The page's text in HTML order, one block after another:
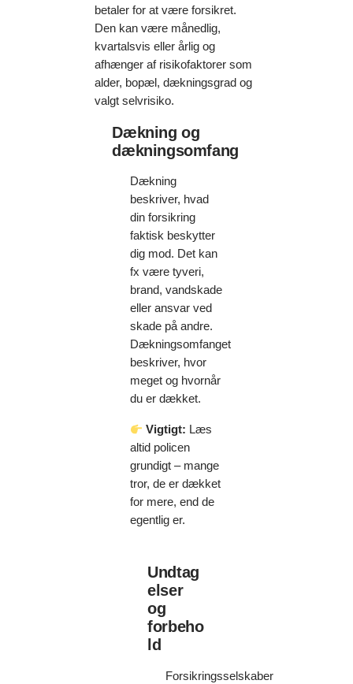
betaler for at være forsikret.
Den kan være månedlig,
kvartalsvis eller årlig og
afhænger af risikofaktorer som
alder, bopæl, dækningsgrad og
valgt selvrisiko.
Dækning og
dækningsomfang
Dækning
beskriver, hvad
din forsikring
faktisk beskytter
dig mod. Det kan
fx være tyveri,
brand, vandskade
eller ansvar ved
skade på andre.
Dækningsomfanget
beskriver, hvor
meget og hvornår
du er dækket.
Vigtigt: Læs
altid policen
grundigt – mange
tror, de er dækket
for mere, end de
egentlig er.
Undtag
elser
og
forbeho
ld
Forsikringsselskaber